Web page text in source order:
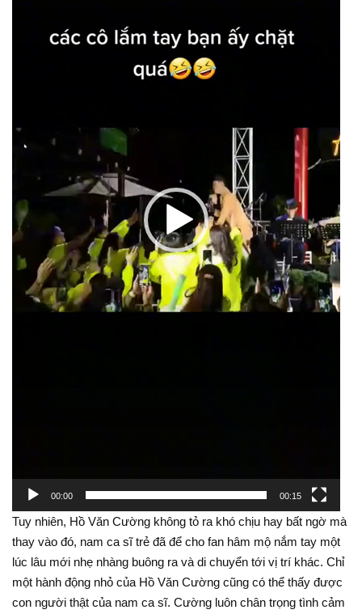
00:00 00:15
Tuy nhiên, Hồ Văn Cường không tỏ ra khó chịu hay bất ngờ mà
thay vào đó, nam ca sĩ trẻ đã để cho fan hâm mộ nắm tay một
lúc lâu mới nhẹ nhàng buông ra và di chuyển tới vị trí khác. Chỉ
một hành động nhỏ của Hồ Văn Cường cũng có thể thấy được
con người thật của nam ca sĩ. Cường luôn chân trọng tình cảm